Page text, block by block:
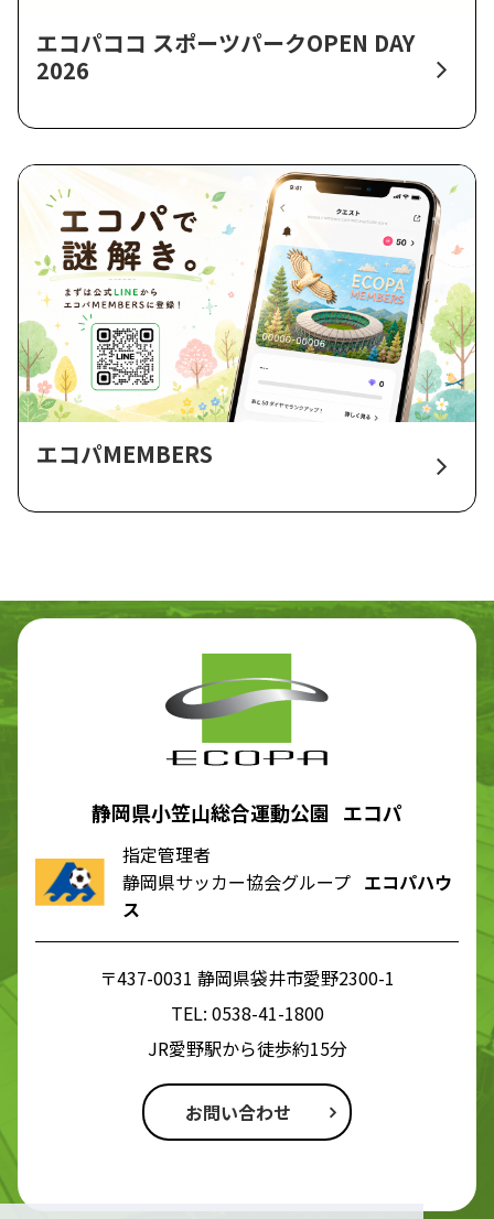
エコパココ スポーツパークOPEN DAY
2026
エコパMEMBERS
静岡県小笠山総合運動公園 エコパ
指定管理者
静岡県サッカー協会グループ エコパハウ
ス
〒437-0031 静岡県袋井市愛野2300-1
TEL: 0538-41-1800
JR愛野駅から徒歩約15分
お問い合わせ